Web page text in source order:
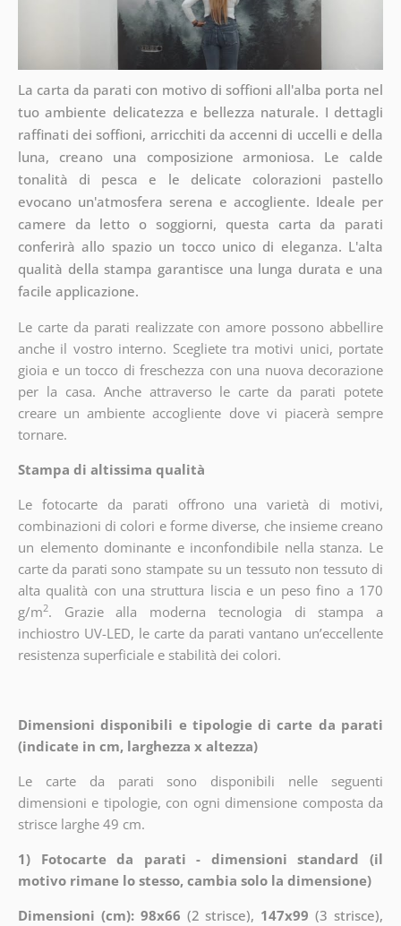
La carta da parati con motivo di soffioni all'alba porta nel
tuo ambiente delicatezza e bellezza naturale. I dettagli
raffinati dei soffioni, arricchiti da accenni di uccelli e della
luna, creano una composizione armoniosa. Le calde
tonalità di pesca e le delicate colorazioni pastello
evocano un'atmosfera serena e accogliente. Ideale per
camere da letto o soggiorni, questa carta da parati
conferirà allo spazio un tocco unico di eleganza. L'alta
qualità della stampa garantisce una lunga durata e una
facile applicazione.
Le carte da parati realizzate con amore possono abbellire
anche il vostro interno. Scegliete tra motivi unici, portate
gioia e un tocco di freschezza con una nuova decorazione
per la casa. Anche attraverso le carte da parati potete
creare un ambiente accogliente dove vi piacerà sempre
tornare.
Stampa di altissima qualità
Le fotocarte da parati offrono una varietà di motivi,
combinazioni di colori e forme diverse, che insieme creano
un elemento dominante e inconfondibile nella stanza. Le
carte da parati sono stampate su un tessuto non tessuto di
alta qualità con una struttura liscia e un peso fino a 170
g/m2. Grazie alla moderna tecnologia di stampa a
inchiostro UV-LED, le carte da parati vantano un’eccellente
resistenza superficiale e stabilità dei colori.
Dimensioni disponibili e tipologie di carte da parati
(indicate in cm, larghezza x altezza)
Le carte da parati sono disponibili nelle seguenti
dimensioni e tipologie, con ogni dimensione composta da
strisce larghe 49 cm.
1) Fotocarte da parati - dimensioni standard (il
motivo rimane lo stesso, cambia solo la dimensione)
Dimensioni (cm): 98x66 (2 strisce), 147x99 (3 strisce),